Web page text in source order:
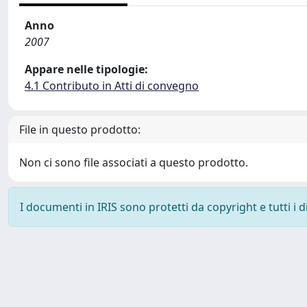
Anno
2007
Appare nelle tipologie:
4.1 Contributo in Atti di convegno
File in questo prodotto:
Non ci sono file associati a questo prodotto.
I documenti in IRIS sono protetti da copyright e tutti i